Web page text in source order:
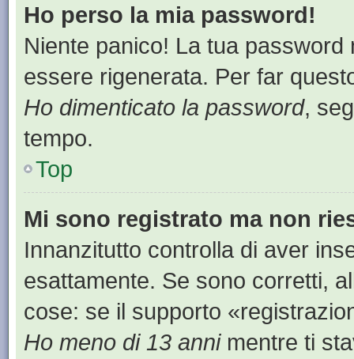
Ho perso la mia password!
Niente panico! La tua
essere rigenerata. Per far
Ho dimenticato la password,
tempo.
Top
Mi sono registrato ma non
Innanzitutto controlla di aver
esattamente. Se sono corretti,
cose: se il supporto
Ho meno di 13 annimentre ti